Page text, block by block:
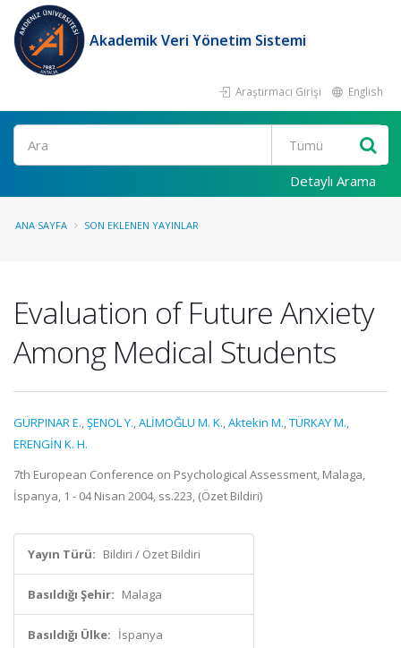
Akademik Veri Yönetim Sistemi
Araştırmacı Girişi English
Ara
Detaylı Arama
ANA SAYFA SON EKLENEN YAYINLAR
Evaluation of Future Anxiety
Among Medical Students
GÜRPINAR E.,ŞENOL Y.,ALİMOĞLU M. K.,Aktekin M.,TÜRKAY M.,
ERENGİN K. H.
7th European Conference on Psychological Assessment, Malaga,
İspanya, 1 - 04 Nisan 2004, ss.223, (Özet Bildiri)
Yayın Türü: Bildiri / Özet Bildiri
Basıldığı Şehir: Malaga
Basıldığı Ülke: İspanya